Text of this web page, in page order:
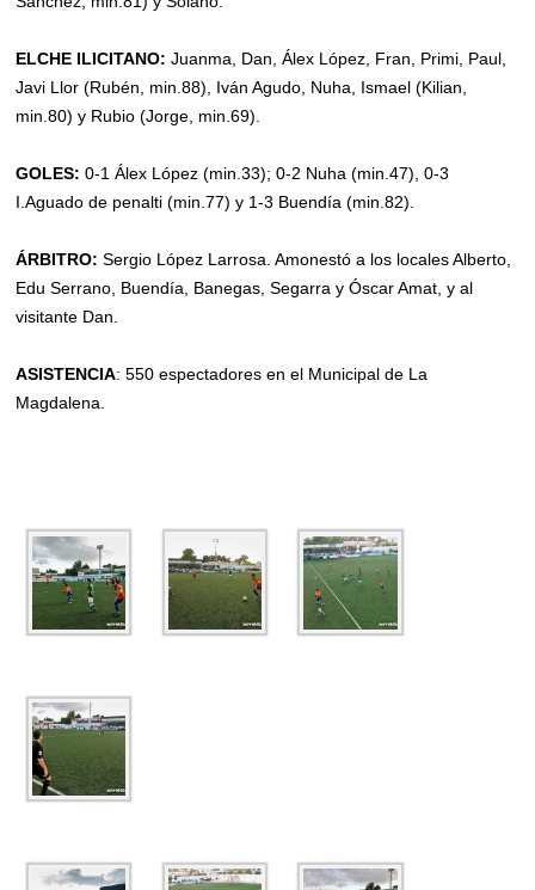
ELCHE ILICITANO: Juanma, Dan, Álex López, Fran, Primi, Paul,
Javi Llor (Rubén, min.88), Iván Agudo, Nuha, Ismael (Kilian,
min.80) y Rubio (Jorge, min.69).
GOLES: 0-1 Álex López (min.33); 0-2 Nuha (min.47), 0-3
I.Aguado de penalti (min.77) y 1-3 Buendía (min.82).
ÁRBITRO: Sergio López Larrosa. Amonestó a los locales Alberto,
Edu Serrano, Buendía, Banegas, Segarra y Óscar Amat, y al
visitante Dan.
ASISTENCIA: 550 espectadores en el Municipal de La
Magdalena.